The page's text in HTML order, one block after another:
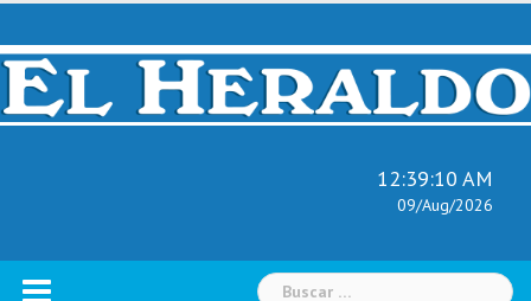
Skip
content
12:39:11 AM
09/Aug/2026
Buscar: